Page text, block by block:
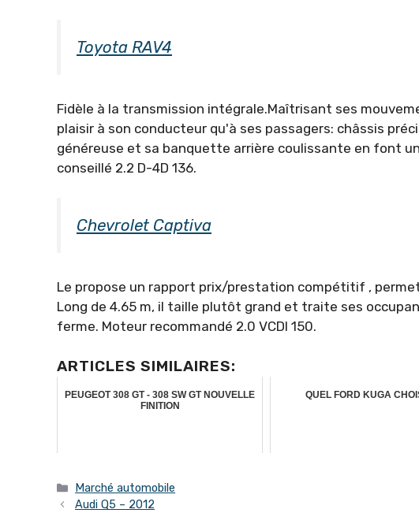
Toyota RAV4
Fidèle à la transmission intégrale.Maîtrisant ses
plaisir à son conducteur qu'à ses passagers: châssis
généreuse et sa banquette arrière coulissante en font
conseillé 2.2 D-4D 136.
Chevrolet Captiva
Le propose un rapport prix/prestation compétitif ,
Long de 4.65 m, il taille plutôt grand et traite ses
ferme. Moteur recommandé 2.0 VCDI 150.
ARTICLES SIMILAIRES:
PEUGEOT 308 GT - 308 SW GT NOUVELLE
FINITION
QUEL FORD KUGA
Catégories
Marché automobile
Audi Q5 – 2012